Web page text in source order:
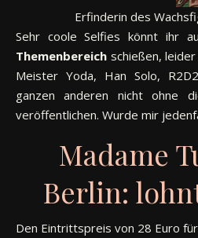
Erfinderin des
Sehr coole Selfies könnt ihr
Themenbereich schießen,
Meister Yoda, Han Solo,
ganzen anderen nicht ohne
veröffentlichen. Wurde mir
Madame
Berlin:
Den Eintrittspreis von 28 Euro